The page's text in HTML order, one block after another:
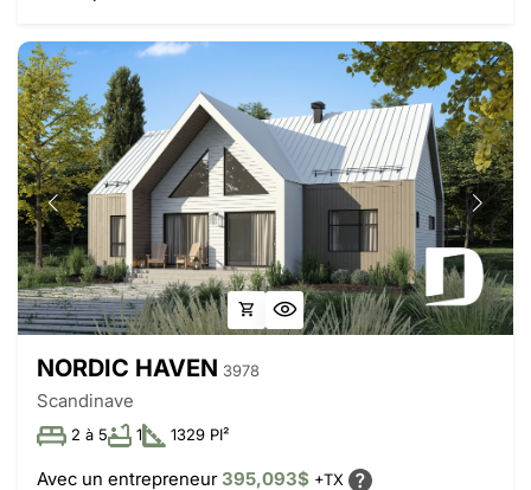
NORDIC HAVEN 3978
Scandinave
2 à 5 1 1329 PI²
Avec un entrepreneur395,093$ +TX